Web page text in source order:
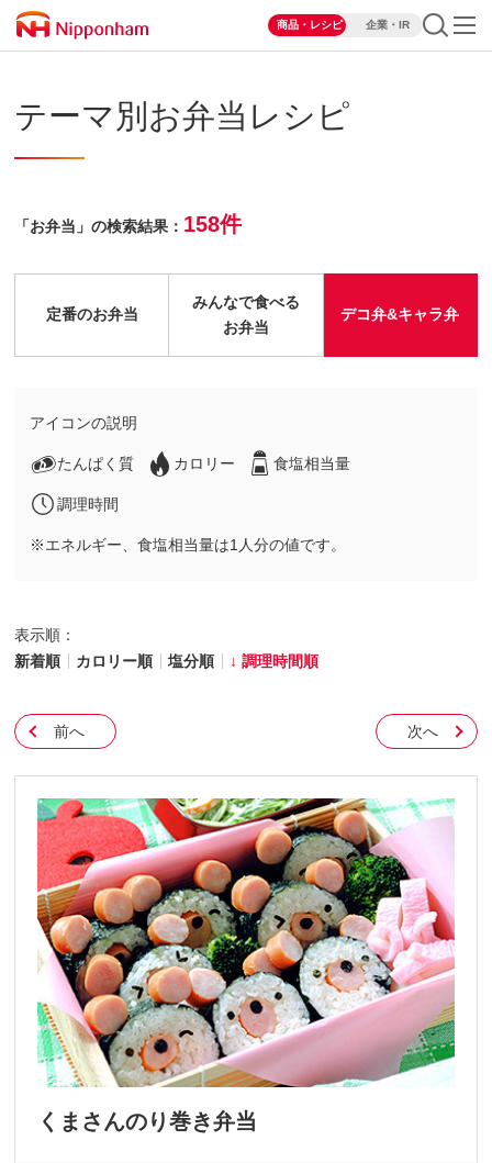
商品・レシピ 企業・IR
テーマ別お弁当レシピ
「お弁当」の検索結果： 158件
定番のお弁当
みんなで食べる
お弁当
デコ弁&キャラ弁
アイコンの説明
たんぱく質 カロリー 食塩相当量
調理時間
※エネルギー、食塩相当量は1人分の値です。
表示順：
新着順
カロリー順 塩分順 調理時間順
前へ 次へ
くまさんのり巻き弁当